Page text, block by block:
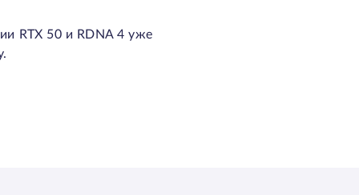
RTX 50 и RDNA 4 уже